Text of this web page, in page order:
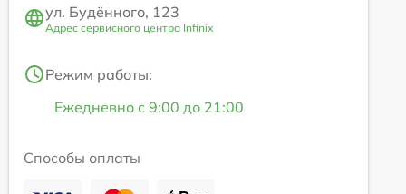
ул. Будённого, 123
Адрес сервисного центра Infinix
Режим работы:
Ежедневно с 9:00 до 21:00
Способы оплаты